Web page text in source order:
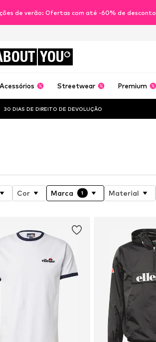
de verão: Ofertas com até -60% de desconto
YOU
Acessórios Streetwear Premium
30 DIAS DE DIREITO DE DEVOLUÇÃO
Cor Marca 1 Material